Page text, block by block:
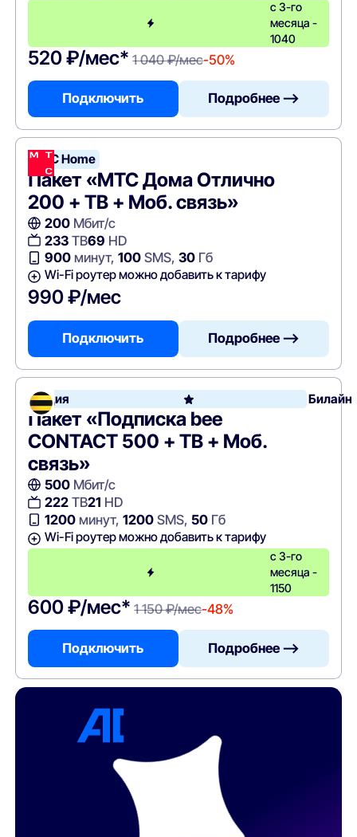
с 3-го
месяца -
1040
520 ₽/мес* 1 040 ₽/мес-50%
Подключить Подробнее —>
МТС Home
Пакет «МТС Дома Отлично
200 + ТВ + Моб. связь»
200Мбит/с
233ТВ69 HD
900минут, 100SMS, 30Гб
Wi-Fi роутер можно добавить к тарифу
990 ₽/мес
Подключить Подробнее —>
Акция Билайн
Пакет «Подписка bee
CONTACT 500 + ТВ + Моб.
связь»
500Мбит/с
222ТВ21 HD
1200минут, 1200SMS, 50Гб
Wi-Fi роутер можно добавить к тарифу
с 3-го
месяца -
1150
600 ₽/мес* 1 150 ₽/мес-48%
Подключить Подробнее —>